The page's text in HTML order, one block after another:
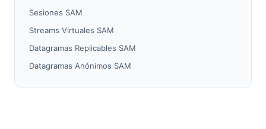
Sesiones SAM
Streams Virtuales SAM
Datagramas Replicables SAM
Datagramas Anónimos SAM